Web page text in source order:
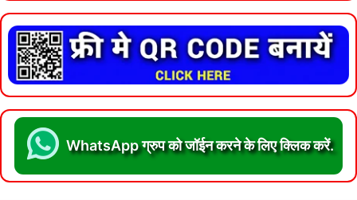
WhatsApp ग्रुप को जॉईन करने के लिए क्लिक करें.